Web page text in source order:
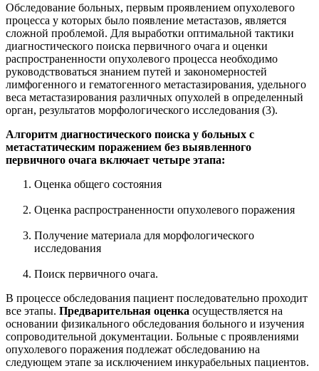
Обследование больных, первым проявлением опухолевого
процесса у которых было появление метастазов, является
сложной проблемой. Для выработки оптимальной тактики
диагностического поиска первичного очага и оценки
распространенности опухолевого процесса необходимо
руководствоваться знанием путей и закономерностей
лимфогенного и гематогенного метастазирования, удельного
веса метастазирования различных опухолей в определенный
орган, результатов морфологического исследования (3).
Алгоритм диагностического поиска у больных с
метастатическим поражением без выявленного
первичного очага включает четыре этапа:
Оценка общего состояния
Оценка распространенности опухолевого поражения
Получение материала для морфологического
исследования
Поиск первичного очага.
В процессе обследования пациент последовательно проходит
все этапы. Предварительная оценка осуществляется на
основании физикального обследования больного и изучения
сопроводительной документации. Больные с проявлениями
опухолевого поражения подлежат обследованию на
следующем этапе за исключением инкурабельных пациентов.